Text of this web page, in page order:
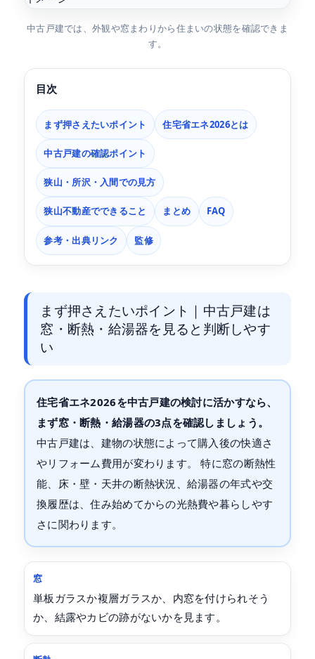
中古戸建では、外観や窓まわりから住まいの状態を確認できま
す。
目次
まず押さえたいポイント 住宅省エネ2026とは
中古戸建の確認ポイント
狭山・所沢・入間での見方
狭山不動産でできること まとめ FAQ
参考・出典リンク 監修
まず押さえたいポイント｜中古戸建は
窓・断熱・給湯器を見ると判断しやす
い
住宅省エネ2026を中古戸建の検討に活かすなら、
まず窓・断熱・給湯器の3点を確認しましょう。
中古戸建は、建物の状態によって購入後の快適さ
やリフォーム費用が変わります。 特に窓の断熱性
能、床・壁・天井の断熱状況、給湯器の年式や交
換履歴は、住み始めてからの光熱費や暮らしやす
さに関わります。
窓
単板ガラスか複層ガラスか、内窓を付けられそう
か、結露やカビの跡がないかを見ます。